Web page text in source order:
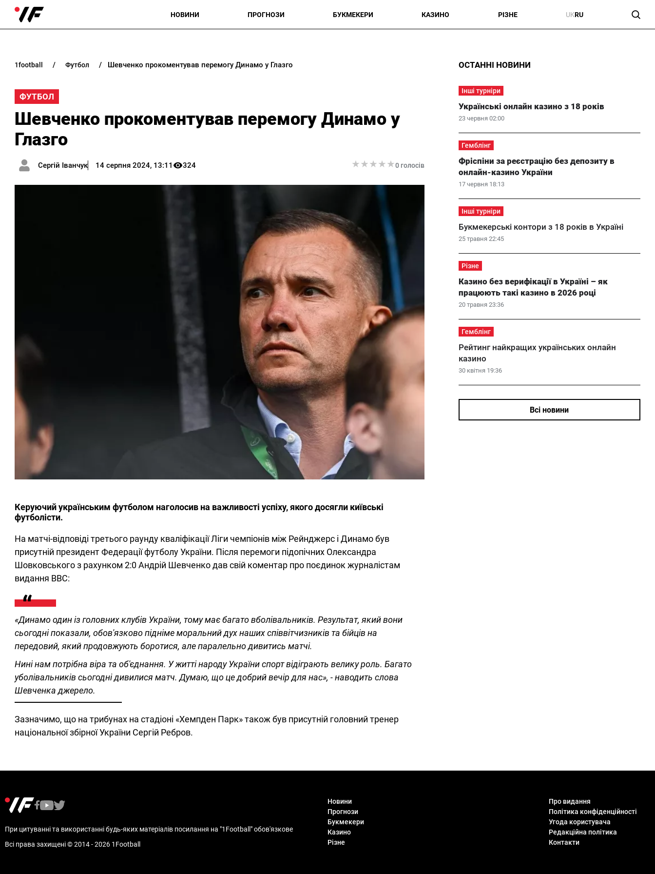
НОВИНИ ПРОГНОЗИ БУКМЕКЕРИ КАЗИНО РІЗНЕ UKRU
1football футбол Шевченко прокоментував перемогу Динамо у Глазго
ФУТБОЛ
Шевченко прокоментував перемогу Динамо у
Глазго
Сергій Іванчук 14 серпня 2024, 13:11 324 ★★★★★
★★★★★0 голосів
Керуючий українським футболом наголосив на важливості успіху, якого досягли київські
футболісти.
На матчі-відповіді третього раунду кваліфікації Ліги чемпіонів між Рейнджерс і Динамо був
присутній президент Федерації футболу України. Після перемоги підопічних Олександра
Шовковського з рахунком 2:0 Андрій Шевченко дав свій коментар про поєдинок журналістам
видання ВВС:
«Динамо один із головних клубів України, тому має багато вболівальників. Результат, який вони
сьогодні показали, обов'язково підніме моральний дух наших співвітчизників та бійців на
передовий, який продовжують боротися, але паралельно дивитись матчі.
Нині нам потрібна віра та об'єднання. У житті народу України спорт відіграють велику роль. Багато
уболівальників сьогодні дивилися матч. Думаю, що це добрий вечір для нас», - наводить слова
Шевченка джерело.
Зазначимо, що на трибунах на стадіоні «Хемпден Парк» також був присутній головний тренер
національної збірної України Сергій Ребров.
ОСТАННІ НОВИНИ
Інші турніри
23 червня 02:00
Українські онлайн казино з 18 років
Гемблінг
17 червня 18:13
Фріспіни за реєстрацію без депозиту в
онлайн-казино України
Інші турніри
25 травня 22:45
Букмекерські контори з 18 років в Україні
Різне
20 травня 23:36
Казино без верифікації в Україні – як
працюють такі казино в 2026 році
Гемблінг
30 квітня 19:36
Рейтинг найкращих українських онлайн
казино
Всі новини
При цитуванні та використанні будь-яких матеріалів посилання на "1Football" обов'язкове
Всі права захищені © 2014 - 2026 1Football
Новини
Прогнози
Букмекери
Казино
Різне
Про видання
Політика конфіденційності
Угода користувача
Редакційна політика
Контакти